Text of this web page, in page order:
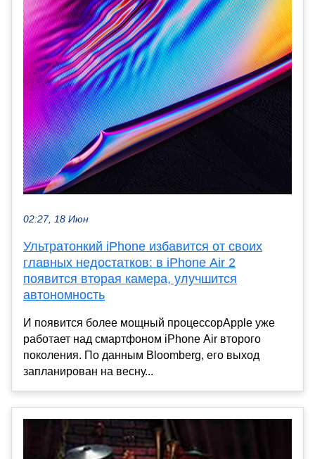
02:27, 18 Июн
Ультратонкий iPhone избавится от своих
главных недостатков: в iPhone Air 2
появится вторая камера, улучшится
автономность
И появится более мощный процессорApple уже
работает над смартфоном iPhone Air второго
поколения. По данным Bloomberg, его выход
запланирован на весну...